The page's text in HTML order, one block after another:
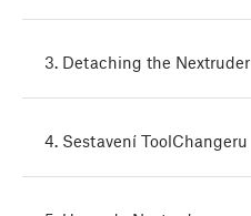
3. Detaching the Nextruder
4. Sestavení ToolChangeru